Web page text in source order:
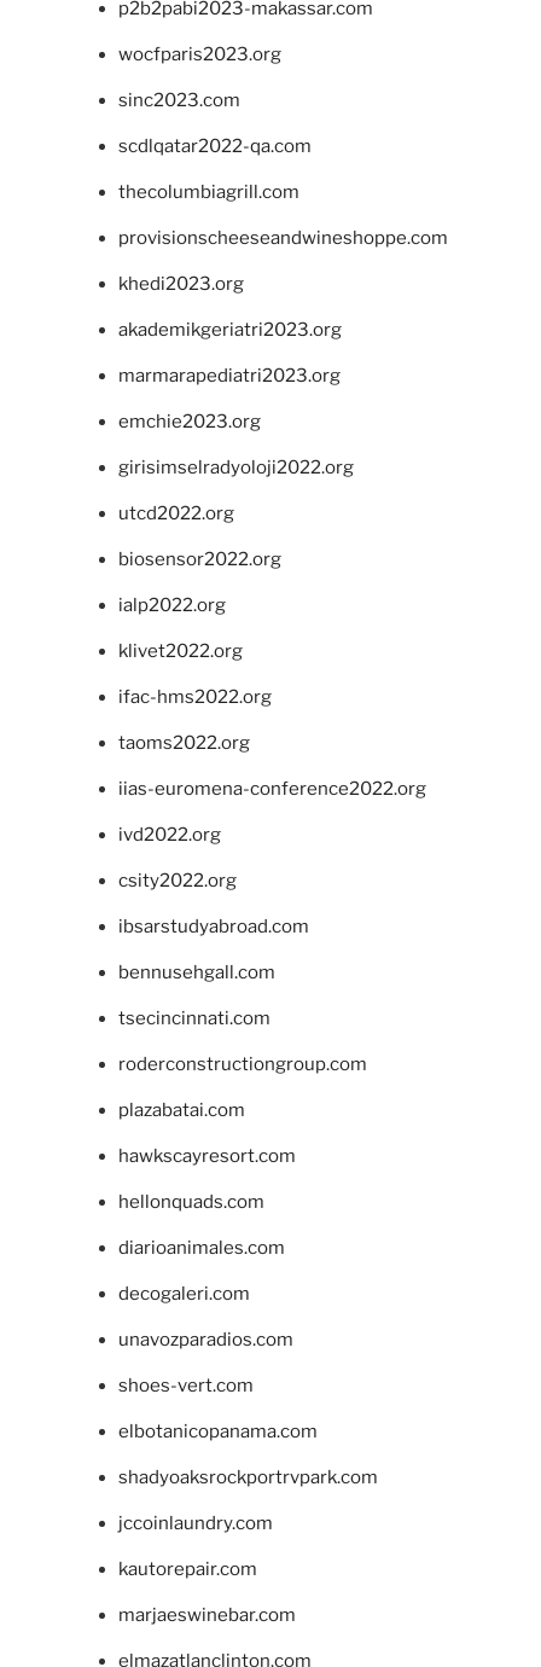
p2b2pabi2023-makassar.com
wocfparis2023.org
sinc2023.com
scdlqatar2022-qa.com
thecolumbiagrill.com
provisionscheeseandwineshoppe.com
khedi2023.org
akademikgeriatri2023.org
marmarapediatri2023.org
emchie2023.org
girisimselradyoloji2022.org
utcd2022.org
biosensor2022.org
ialp2022.org
klivet2022.org
ifac-hms2022.org
taoms2022.org
iias-euromena-conference2022.org
ivd2022.org
csity2022.org
ibsarstudyabroad.com
bennusehgall.com
tsecincinnati.com
roderconstructiongroup.com
plazabatai.com
hawkscayresort.com
hellonquads.com
diarioanimales.com
decogaleri.com
unavozparadios.com
shoes-vert.com
elbotanicopanama.com
shadyoaksrockportrvpark.com
jccoinlaundry.com
kautorepair.com
marjaeswinebar.com
elmazatlanclinton.com